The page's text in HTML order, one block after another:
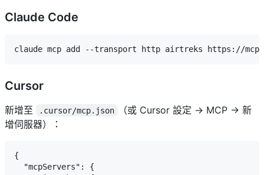
Claude Code
Cursor
新增至 .cursor/mcp.json
（或 Cursor 設定 → MCP → 新
增伺服器）：
{
  "mcpServers": {